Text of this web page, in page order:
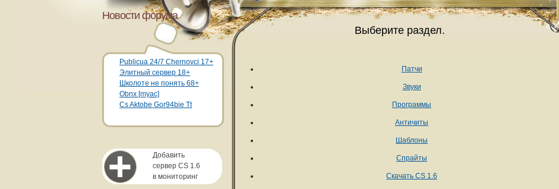
Новости форума
Publicua 24/7 Chernovci 17+
Элитный сервер 18+
Школоте не понять 68+
Obnx [myac]
Cs Aktobe Gor94bie Tt
Добавить
сервер CS 1.6
в мониторинг
Выберите раздел.
Патчи
Звуки
Программы
Античиты
Шаблоны
Спрайты
Скачать CS 1.6